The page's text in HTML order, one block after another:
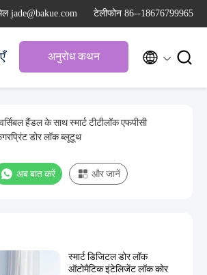
jade@bakue.com टेलीफोन 86--18676799965
अनुरोध कथन  
हैंडल के साथ स्मार्ट टीटीलॉक एफपीसी
डोर लॉक ब्लूटूथ
अब बात करें और जानें
स्मार्ट डिजिटल डोर लॉक
ऑटोमैटिक इंटेलिजेंट लॉक कोर